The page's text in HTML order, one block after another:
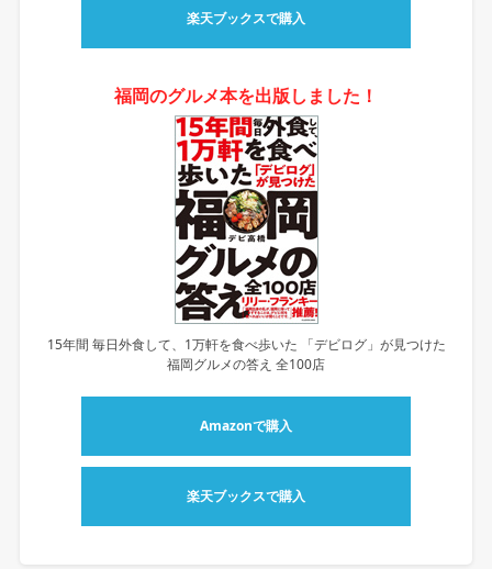
楽天ブックスで購入
福岡のグルメ本を出版しました！
15年間 毎日外食して、1万軒を食べ歩いた 「デビログ」が見つけた
福岡グルメの答え 全100店
Amazonで購入
楽天ブックスで購入